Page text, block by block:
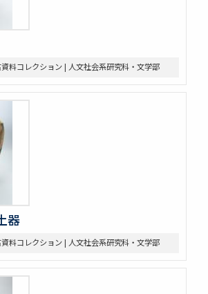
料コレクション | 人文社会系研究科・文学部
器
料コレクション | 人文社会系研究科・文学部